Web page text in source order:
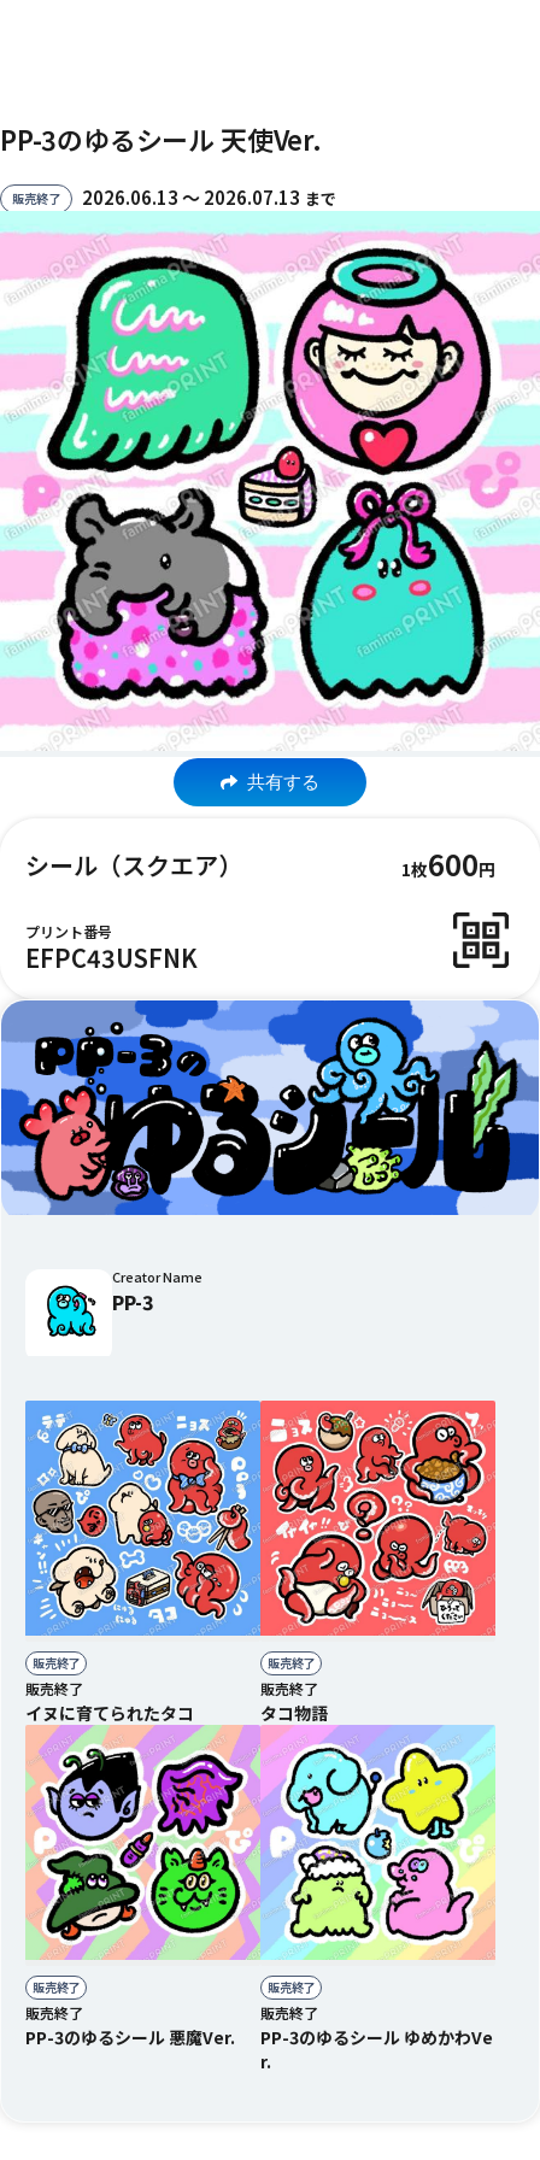
PP-3のゆるシール 天使Ver.
販売終了 2026.06.13 〜 2026.07.13 まで
共有する
シール（スクエア） 1枚600円
プリント番号
EFPC43USFNK
Creator Name
PP-3
販売終了
販売終了
イヌに育てられたタコ
販売終了
販売終了
タコ物語
販売終了
販売終了
PP-3のゆるシール 悪魔Ver.
販売終了
販売終了
PP-3のゆるシール ゆめかわVe
r.